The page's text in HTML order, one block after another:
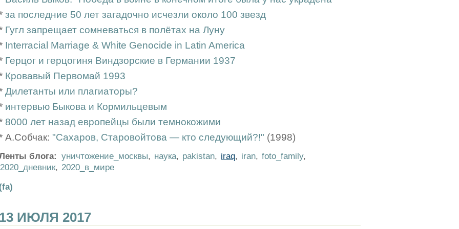
за последние 50 лет загадочно исчезли около 100 звезд
Гугл запрещает сомневаться в полётах на Луну
Interracial Marriage & White Genocide in Latin America
Герцог и герцогиня Виндзорские в Германии 1937
Кровавый Первомай 1993
Дилетанты или плагиаторы?
интервью Быкова и Кормильцевым
8000 лет назад европейцы были темнокожими
А.Собчак: "Сахаров, Старовойтова — кто следующий?!" (1998)
блога: уничтожение_москвы, наука, pakistan, iraq, iran, foto_family,
2020_дневник, 2020_в_мире
ИЮЛЯ 2017